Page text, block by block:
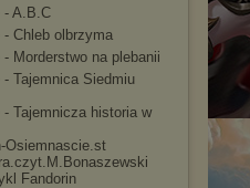
- A.B.C
Chleb olbrzyma
Morderstwo na plebanii
Tajemnica Siedmiu
Tajemnicza historia w
Osiemnascie.st
aszewski
Fandorin